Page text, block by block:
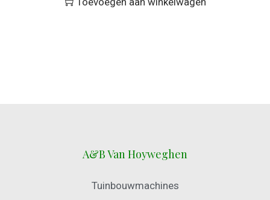
A&B Van Hoyweghen
Tuinbouwmachines